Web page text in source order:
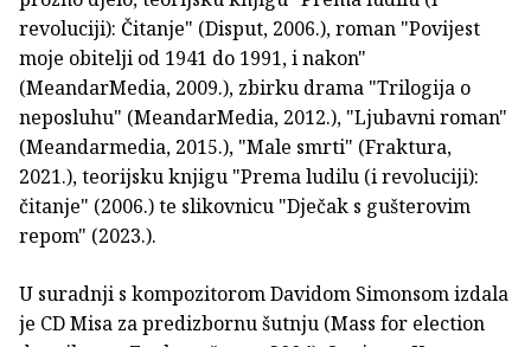
revoluciji): Čitanje" (Disput, 2006.), roman "Povijest
moje obitelji od 1941 do 1991, i nakon"
(MeandarMedia, 2009.), zbirku drama "Trilogija o
neposluhu" (MeandarMedia, 2012.), "Ljubavni roman"
(Meandarmedia, 2015.), "Male smrti" (Fraktura,
2021.), teorijsku knjigu "Prema ludilu (i revoluciji):
čitanje" (2006.) te slikovnicu "Dječak s gušterovim
repom" (2023.).
U suradnji s kompozitorom Davidom Simonsom izdala
je CD Misa za predizbornu šutnju (Mass for election